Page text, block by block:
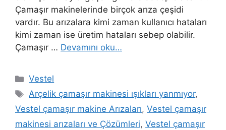
Çamaşır makinelerinde birçok arıza çeşidi
vardır. Bu arızalara kimi zaman kullanıcı hataları
kimi zaman ise üretim hataları sebep olabilir.
Çamaşır … Devamını oku…
Kategoriler
Vestel
Etiketler
Arçelik çamaşır makinesi ışıkları yanmıyor,
Vestel çamaşır makine Arızaları, Vestel çamaşır
makinesi arızaları ve Çözümleri, Vestel çamaşır